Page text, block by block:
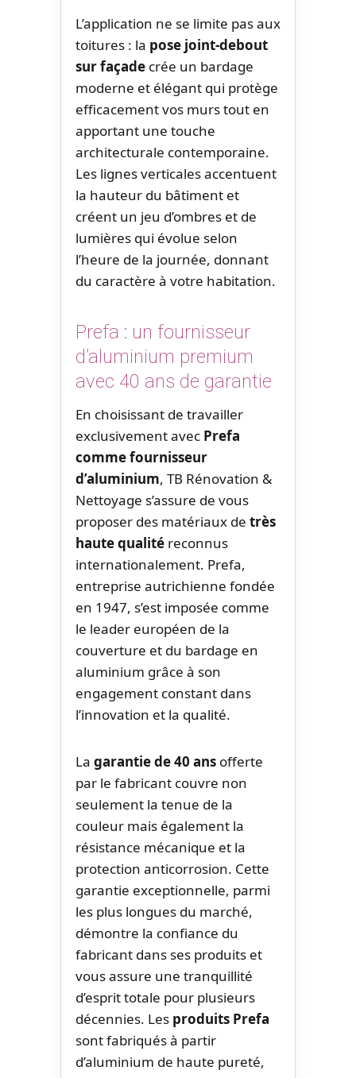
L’application ne se limite pas aux
toitures : la pose joint-debout
sur façade crée un bardage
moderne et élégant qui protège
efficacement vos murs tout en
apportant une touche
architecturale contemporaine.
Les lignes verticales accentuent
la hauteur du bâtiment et
créent un jeu d’ombres et de
lumières qui évolue selon
l’heure de la journée, donnant
du caractère à votre habitation.
Prefa : un fournisseur
d’aluminium premium
avec 40 ans de garantie
En choisissant de travailler
exclusivement avec Prefa
comme fournisseur
d’aluminium, TB Rénovation &
Nettoyage s’assure de vous
proposer des matériaux de très
haute qualité reconnus
internationalement. Prefa,
entreprise autrichienne fondée
en 1947, s’est imposée comme
le leader européen de la
couverture et du bardage en
aluminium grâce à son
engagement constant dans
l’innovation et la qualité.
La garantie de 40 ans offerte
par le fabricant couvre non
seulement la tenue de la
couleur mais également la
résistance mécanique et la
protection anticorrosion. Cette
garantie exceptionnelle, parmi
les plus longues du marché,
démontre la confiance du
fabricant dans ses produits et
vous assure une tranquillité
d’esprit totale pour plusieurs
décennies. Les produits Prefa
sont fabriqués à partir
d’aluminium de haute pureté,